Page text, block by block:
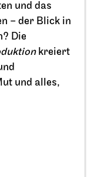
und das
– der Blick in
Die
kreiert
und alles,